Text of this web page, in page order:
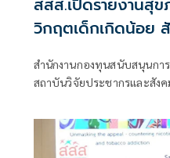
วิกฤตเด็กเกิดน้อย
สำนักงานกองทุนสนับสนุนกา
สถาบันวิจัยประชากรและสัง
ของสังคมไทย ผ่าน 10 ตัวชี้วั
ทางประชากรกับสุขภาพคน